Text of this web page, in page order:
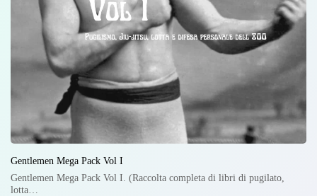
Gentlemen Mega Pack Vol I
Gentlemen Mega Pack Vol I. (Raccolta completa di libri di pugilato,
lotta…